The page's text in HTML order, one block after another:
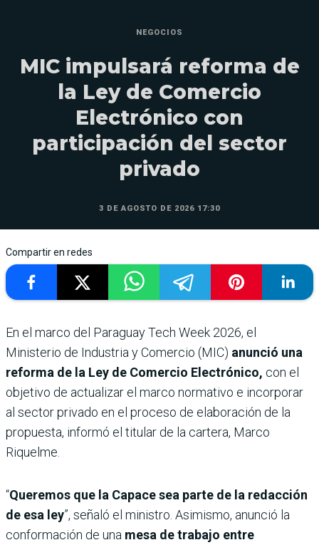
NEGOCIOS
MIC impulsará reforma de
la Ley de Comercio
Electrónico con
participación del sector
privado
3 DE AGOSTO DE 2026 17:30
Compartir en redes
En el marco del Paraguay Tech Week 2026, el
Ministerio de Industria y Comercio (MIC) anunció una
reforma de la Ley de Comercio Electrónico, con el
objetivo de actualizar el marco normativo e incorporar
al sector privado en el proceso de elaboración de la
propuesta, informó el titular de la cartera, Marco
Riquelme.
“Queremos que la Capace sea parte de la redacción
de esa ley”, señaló el ministro. Asimismo, anunció la
conformación de una mesa de trabajo entre